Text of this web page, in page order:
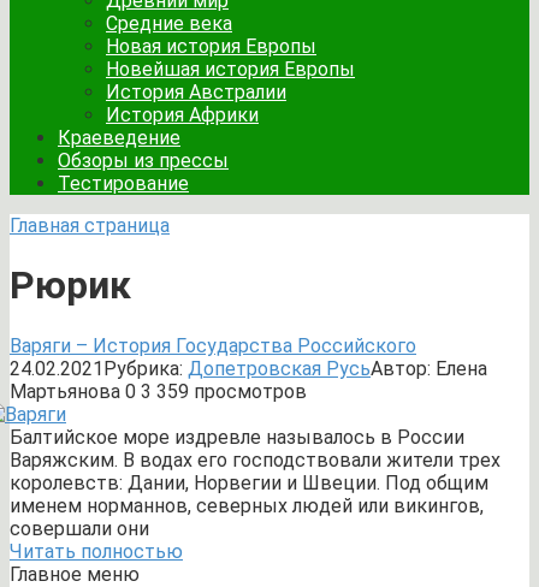
Средние века
Новая история Европы
Новейшая история Европы
История Австралии
История Африки
Краеведение
Обзоры из прессы
Тестирование
Главная страница
Рюрик
Варяги – История Государства Российского
24.02.2021Рубрика: Допетровская РусьАвтор: Елена
Мартьянова 0 3 359 просмотров
Балтийское море издревле называлось в России
Варяжским. В водах его господствовали жители трех
королевств: Дании, Норвегии и Швеции. Под общим
именем норманнов, северных людей или викингов,
совершали они
Читать полностью
Главное меню